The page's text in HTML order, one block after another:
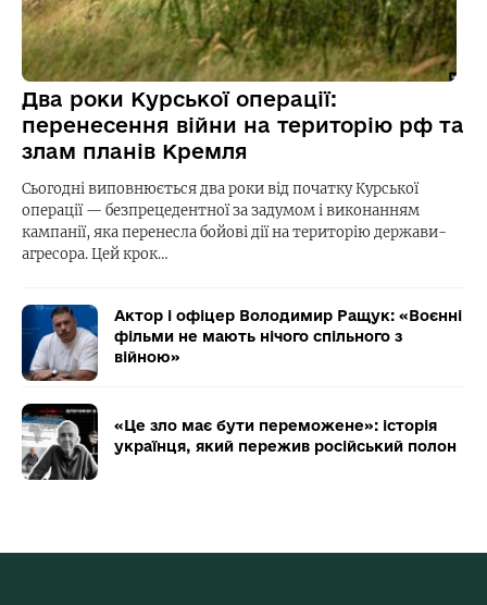
Два роки Курської операції:
перенесення війни на територію рф та
злам планів Кремля
Сьогодні виповнюється два роки від початку Курської
операції — безпрецедентної за задумом і виконанням
кампанії, яка перенесла бойові дії на територію держави-
агресора. Цей крок…
Актор і офіцер Володимир Ращук: «Воєнні
фільми не мають нічого спільного з
війною»
«Це зло має бути переможене»: історія
українця, який пережив російський полон